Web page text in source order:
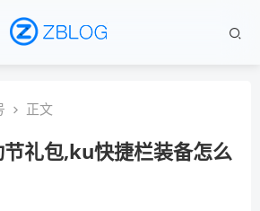
正文
礼包,ku快捷栏装备怎么